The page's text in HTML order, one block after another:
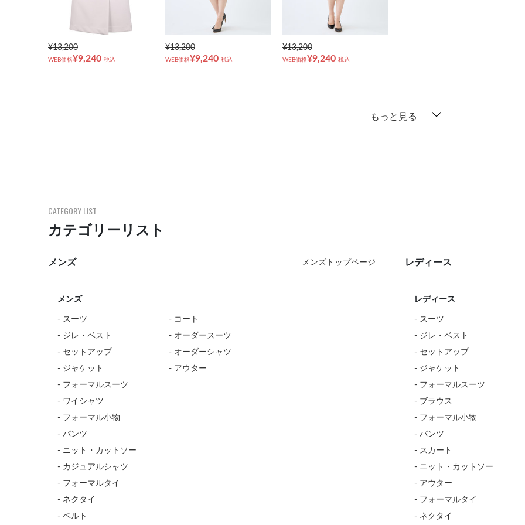
¥13,200
WEB価格¥9,240 税込
¥13,200
WEB価格¥9,240 税込
¥13,200
WEB価格¥9,240 税込
もっと見る
CATEGORY LIST
カテゴリーリスト
メンズ メンズトップページ
メンズ
- スーツ
- ジレ・ベスト
- セットアップ
- ジャケット
- フォーマルスーツ
- ワイシャツ
- フォーマル小物
- パンツ
- ニット・カットソー
- カジュアルシャツ
- フォーマルタイ
- ネクタイ
- ベルト
- コート
- オーダースーツ
- オーダーシャツ
- アウター
レディース
レディース
- スーツ
- ジレ・ベスト
- セットアップ
- ジャケット
- フォーマルスーツ
- ブラウス
- フォーマル小物
- パンツ
- スカート
- ニット・カットソー
- アウター
- フォーマルタイ
- ネクタイ